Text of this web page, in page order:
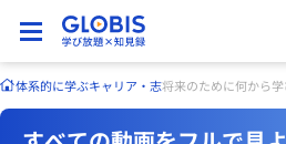
体系的に学ぶキャリア・志将来のために何から